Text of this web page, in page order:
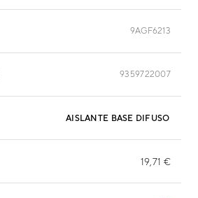
9AGF6213
9359722007
AISLANTE BASE DIFUSOR
19,71 €